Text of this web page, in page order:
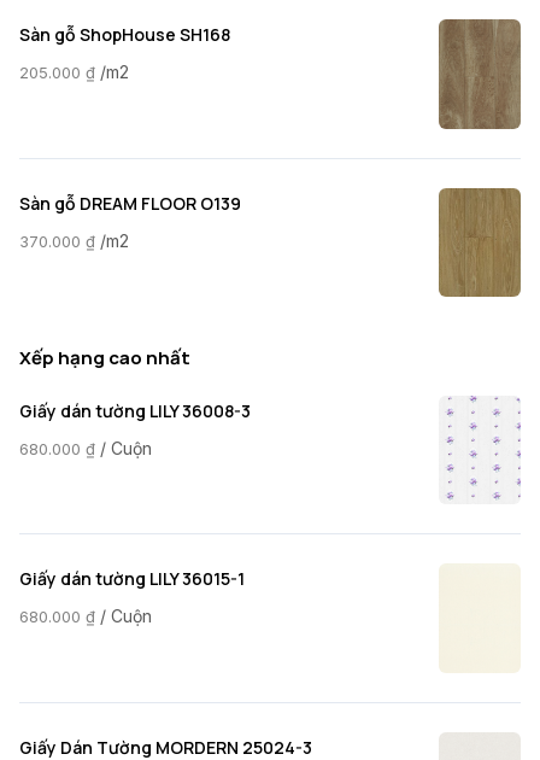
Sàn gỗ ShopHouse SH168
205.000 ₫ /m2
Sàn gỗ DREAM FLOOR O139
370.000 ₫ /m2
Xếp hạng cao nhất
Giấy dán tường LILY 36008-3
680.000 ₫ / Cuộn
Giấy dán tường LILY 36015-1
680.000 ₫ / Cuộn
Giấy Dán Tường MORDERN 25024-3